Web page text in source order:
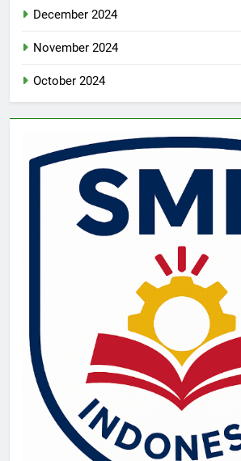
December 2024
November 2024
October 2024